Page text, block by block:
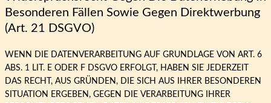
Besonderen Fällen Sowie Gegen Direktwerbung
(Art. 21 DSGVO)
WENN DIE DATENVERARBEITUNG AUF GRUNDLAGE VON ART. 6
ABS. 1 LIT. E ODER F DSGVO ERFOLGT, HABEN SIE JEDERZEIT
DAS RECHT, AUS GRÜNDEN, DIE SICH AUS IHRER BESONDEREN
SITUATION ERGEBEN, GEGEN DIE VERARBEITUNG IHRER